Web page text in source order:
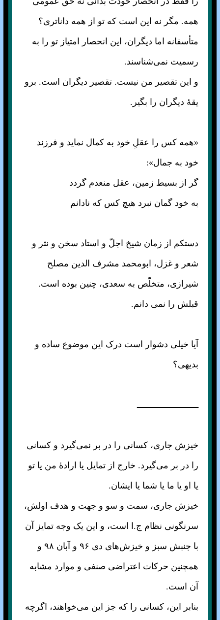
همه. مگر نه این است که تو از همه داناتری؟
متأسفانه اما دیگران، این انحصار امتیاز تو را به
رسمیت نمی‌شناسند.
و این تقصیر من نیست. تقصیر دیگران است. برو
یقهٔ دیگران را بگیر.
«همه کس را عقلِ خود به کمال نماید و فرزند
خود به جمال»:
گر از بسیط زمین، عقل منعدم گردد
به خود گمان نبرد هیچ کس که نادانم
دستکم از زمان شیخ اجلّ و استاد سخن و نثر و
شعر و غزل، ابومحمد مشرف الدین مصلح
شیرازی، متخلّص به سعدی، چنین بوده است.
قبلش را نمی دانم.
آیا خیلی دشوار است درک این موضوع ساده و
بدیهی؟
ـــــــــــــــــــــــــ
خیزش جاری، کسانی را در بر نمی‌گیرد و کسانی
را در بر می‌گیرد. خارج از تمایل یا ارادهٔ من یا تو
یا او یا ما یا شما یا ایشان.
خیزش جاری، سمت و سو و جهت و هدف اولش،
سرنگونی نظام ج.ا است، و این یک وجه تمایز آن
با جنبش سبز و خیزش‌های دی ۹۶ و آبان ۹۸ و
همچنین حرکات اعتراضی صنفی و موارد مشابه
آن است.
بنابر این، کسانی را که جز این می‌خواهند، اگرچه